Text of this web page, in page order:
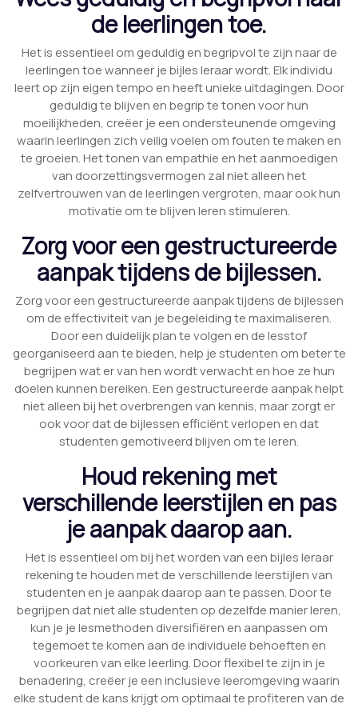
de leerlingen toe.
Het is essentieel om geduldig en begripvol te zijn naar de
leerlingen toe wanneer je bijles leraar wordt. Elk individu
leert op zijn eigen tempo en heeft unieke uitdagingen. Door
geduldig te blijven en begrip te tonen voor hun
moeilijkheden, creëer je een ondersteunende omgeving
waarin leerlingen zich veilig voelen om fouten te maken en
te groeien. Het tonen van empathie en het aanmoedigen
van doorzettingsvermogen zal niet alleen het
zelfvertrouwen van de leerlingen vergroten, maar ook hun
motivatie om te blijven leren stimuleren.
Zorg voor een gestructureerde
aanpak tijdens de bijlessen.
Zorg voor een gestructureerde aanpak tijdens de bijlessen
om de effectiviteit van je begeleiding te maximaliseren.
Door een duidelijk plan te volgen en de lesstof
georganiseerd aan te bieden, help je studenten om beter te
begrijpen wat er van hen wordt verwacht en hoe ze hun
doelen kunnen bereiken. Een gestructureerde aanpak helpt
niet alleen bij het overbrengen van kennis, maar zorgt er
ook voor dat de bijlessen efficiënt verlopen en dat
studenten gemotiveerd blijven om te leren.
Houd rekening met
verschillende leerstijlen en pas
je aanpak daarop aan.
Het is essentieel om bij het worden van een bijles leraar
rekening te houden met de verschillende leerstijlen van
studenten en je aanpak daarop aan te passen. Door te
begrijpen dat niet alle studenten op dezelfde manier leren,
kun je je lesmethoden diversifiëren en aanpassen om
tegemoet te komen aan de individuele behoeften en
voorkeuren van elke leerling. Door flexibel te zijn in je
benadering, creëer je een inclusieve leeromgeving waarin
elke student de kans krijgt om optimaal te profiteren van de